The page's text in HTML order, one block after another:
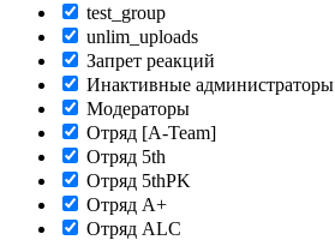
test_group
unlim_uploads
Запрет реакций
Инактивные администраторы
Модераторы
Отряд [A-Team]
Отряд 5th
Отряд 5thPK
Отряд A+
Отряд ALC